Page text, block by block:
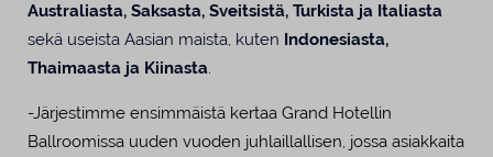
Australiasta, Saksasta, Sveitsistä, Turkista ja Italiasta
sekä useista Aasian maista, kuten Indonesiasta,
Thaimaasta ja Kiinasta
-Järjestimme ensimmäistä kertaa Grand Hotellin
Ballroomissa uuden vuoden juhlaillallisen, jossa asiakkaita